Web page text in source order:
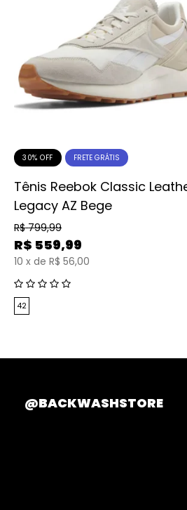
30% OFF FRETE GRÁTIS
Tênis Reebok Classic
Legacy AZ Bege
R$ 799,99
R$ 559,99
10 x de R$ 56,00
42
@BACKWASHSTORE